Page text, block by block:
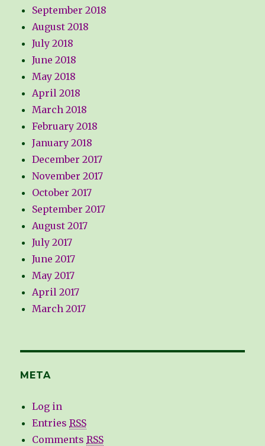
September 2018
August 2018
July 2018
June 2018
May 2018
April 2018
March 2018
February 2018
January 2018
December 2017
November 2017
October 2017
September 2017
August 2017
July 2017
June 2017
May 2017
April 2017
March 2017
META
Log in
EntriesRSS
CommentsRSS